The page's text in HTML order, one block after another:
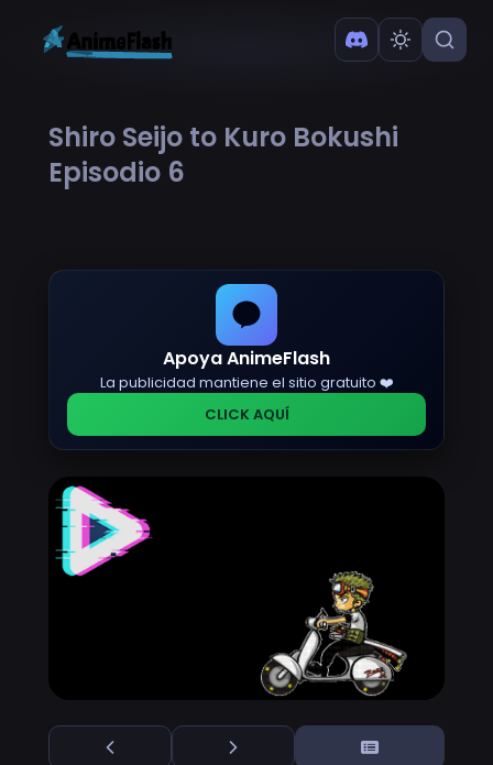
Shiro Seijo to Kuro Bokushi
Episodio 6
Apoya AnimeFlash
La publicidad mantiene el sitio gratuito ❤️
CLICK AQUÍ